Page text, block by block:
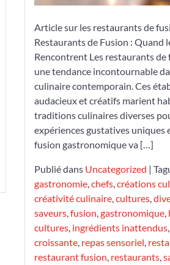
Article sur les restaurants de
Restaurants de Fusion : Quand
Rencontrent Les restaurants
une tendance incontournable
culinaire contemporain. Ces
audacieux et créatifs marient
traditions culinaires diverses
expériences gustatives uniques
fusion gastronomique va […]
Publié dans Uncategorized |
gastronomie,chefs,créations
créativité culinaire,cultures,
saveurs,fusion,gastronomique,
cultures, ingrédients inattendus,
croissante, repas sensoriel,
restaurant fusion, restaurants,